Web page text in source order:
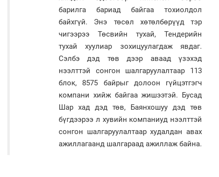
барилга бариад байгаа тохиолдол
байхгүй. Энэ төсөл хөтөлбөрүүд тэр
чигээрээ Төсвийн тухай, Тендерийн
тухай хуулиар зохицуулагдаж явдаг.
Сэлбэ дэд төв дээр аваад үзэхэд
нээлттэй сонгон шалгаруулалтаар 113
блок, 8575 байрыг долоон гүйцэтгэгч
компани хийж байгаа жишээтэй. Бусад
Шар хад дэд төв, Баянхошуу дэд төв
бүгдээрээ л хувийн компаниуд нээлттэй
сонгон шалгаруулалтаар худалдан авах
ажиллагаанд шалгараад ажиллаж байна.